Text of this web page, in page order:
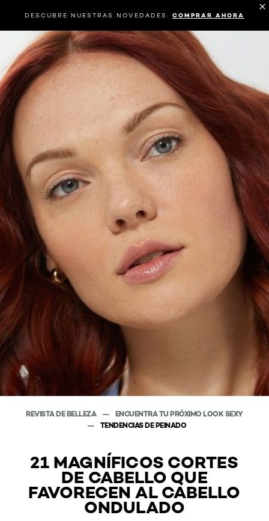
DESCUBRE NUESTRAS NOVEDADES. COMPRAR AHORA
REVISTA DE BELLEZA
ENCUENTRA TU PRÓXIMO LOOK SEXY
TENDENCIAS DE PEINADO
21 MAGNÍFICOS CORTES
DE CABELLO QUE
FAVORECEN AL CABELLO
ONDULADO